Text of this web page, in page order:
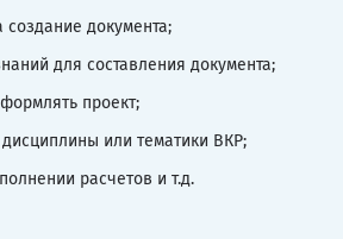
создание документа;
для составления документа;
проект;
или тематики ВКР;
расчетов и т.д.